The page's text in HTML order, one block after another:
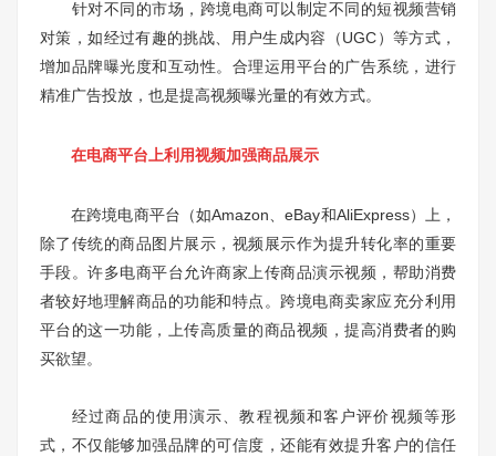
针对不同的市场，跨境电商可以制定不同的短视频营销
对策，如经过有趣的挑战、用户生成内容（UGC）等方式，
增加品牌曝光度和互动性。合理运用平台的广告系统，进行
精准广告投放，也是提高视频曝光量的有效方式。
在电商平台上利用视频加强商品展示
在跨境电商平台（如Amazon、eBay和AliExpress）上，
除了传统的商品图片展示，视频展示作为提升转化率的重要
手段。许多电商平台允许商家上传商品演示视频，帮助消费
者较好地理解商品的功能和特点。跨境电商卖家应充分利用
平台的这一功能，上传高质量的商品视频，提高消费者的购
买欲望。
经过商品的使用演示、教程视频和客户评价视频等形
式，不仅能够加强品牌的可信度，还能有效提升客户的信任